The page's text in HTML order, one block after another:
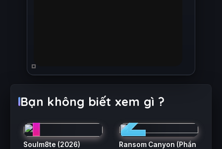
Bạn không biết xem gì ?
1
Soulm8te (2026) 2
Ransom Canyon (Phần